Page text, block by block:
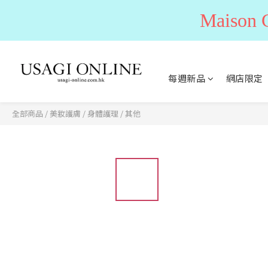
每週新品 網店限定
全部商品 / 美妝護膚 / 身體護理 /其他
Maison